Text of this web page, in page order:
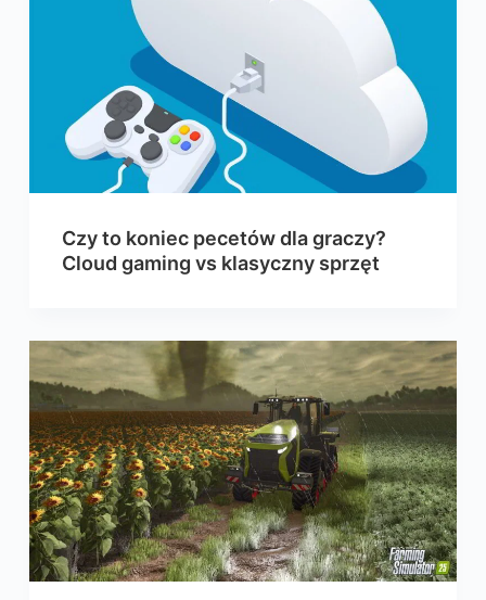
Czy to koniec pecetów dla graczy?
Cloud gaming vs klasyczny sprzęt